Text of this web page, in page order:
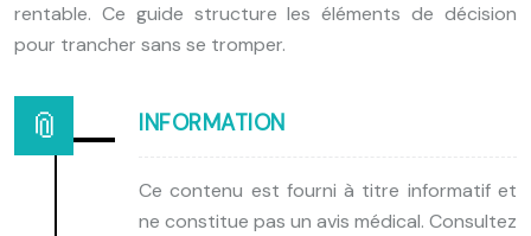
rentable. Ce guide structure les éléments de décision
pour trancher sans se tromper.
INFORMATION
Ce contenu est fourni à titre informatif et
ne constitue pas un avis médical. Consultez